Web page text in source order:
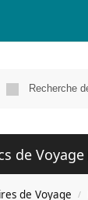
de Voyage
de Voyage /